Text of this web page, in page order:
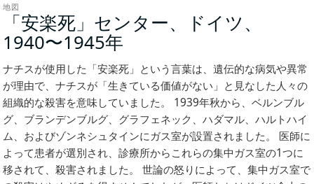
地図
「安楽死」センター、ドイツ、
1940〜1945年
図)
ナチスが使用した「安楽死」という言葉は、遺伝的な病気や異常
が理由で、ナチスが「生きている価値がない」と見なした人々の
組織的な殺害を意味していました。 1939年秋から、ベルンブル
グ、ブランデンブルグ、グラフェネック、ハダマル、ハルトハイ
ム、およびゾンネシュタインにガス室が設置されました。 医師に
よって患者が選別され、診療所からこれらの集中ガス室の1つに
移されて、殺害されました。 世論の怒りによって、集中ガス室で